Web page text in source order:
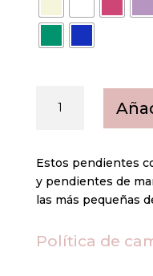
mariposas
(+
colores)
cantidad
Estos pendientes
y pendientes de
las más pequeñas
Política de